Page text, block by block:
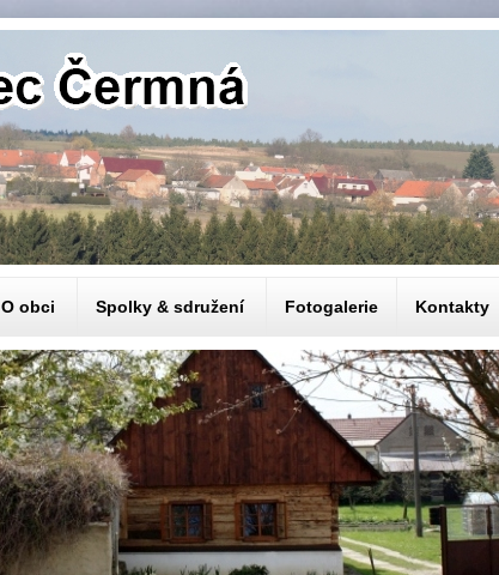
O obci Spolky & sdružení Fotogalerie Kontakty